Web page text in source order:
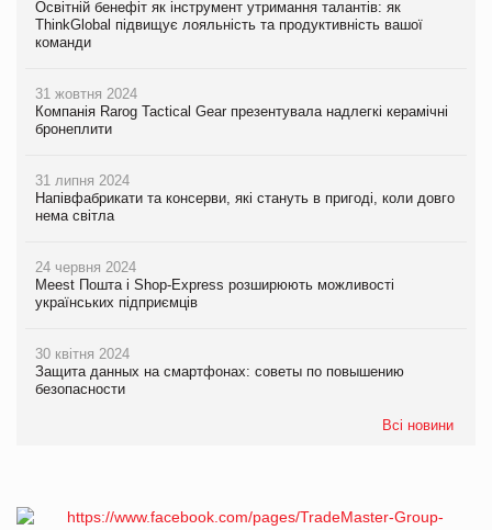
Освітній бенефіт як інструмент утримання талантів: як
ThinkGlobal підвищує лояльність та продуктивність вашої
команди
31 жовтня 2024
Компанія Rarog Tactical Gear презентувала надлегкі керамічні
бронеплити
31 липня 2024
Напівфабрикати та консерви, які стануть в пригоді, коли довго
нема світла
24 червня 2024
Meest Пошта і Shop-Express розширюють можливості
українських підприємців
30 квітня 2024
Защита данных на смартфонах: советы по повышению
безопасности
Всі новини